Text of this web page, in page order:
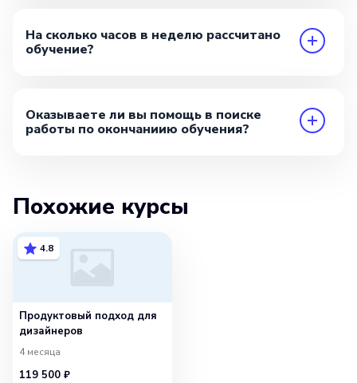
На сколько часов в неделю рассчитано
обучение?
Оказываете ли вы помощь в поиске
работы по окончаниию обучения?
Похожие курсы
4.8
Продуктовый подход для
дизайнеров
4 месяца
119 500 ₽